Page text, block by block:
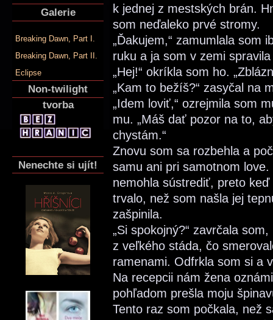
Galerie
Breaking Dawn, Part I.
Breaking Dawn, Part II.
Eclipse
Non-twilight
tvorba
Nenechte si ujít!
k jednej z mestských brán.
som neďaleko prvé stromy.
„Ďakujem,“ zamumlala som
ruku a ja som v zemi
„Hej!“ okríkla som ho.
„Kam to bežíš?“ zasyčal na
„Idem loviť,“ ozrejmila som
mu. „Máš dať pozor na to,
chystám.“
Znovu som sa rozbehla a
samu ani pri samotnom
nemohla sústrediť, preto
trvalo, než som našla jej
zašpinila.
„Si spokojný?“ zavrčala
z veľkého stáda, čo
ramenami. Odfrkla som si a
Na recepcii nám žena
pohľadom prešla moju
Tento raz som počkala, než